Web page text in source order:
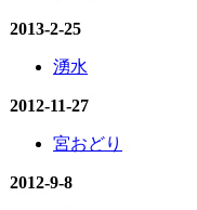
2013-2-25
湧水
2012-11-27
宮おどり
2012-9-8